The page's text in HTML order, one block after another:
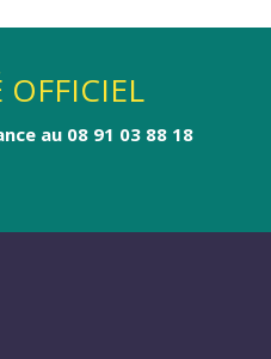
au 08 91 03 88 18